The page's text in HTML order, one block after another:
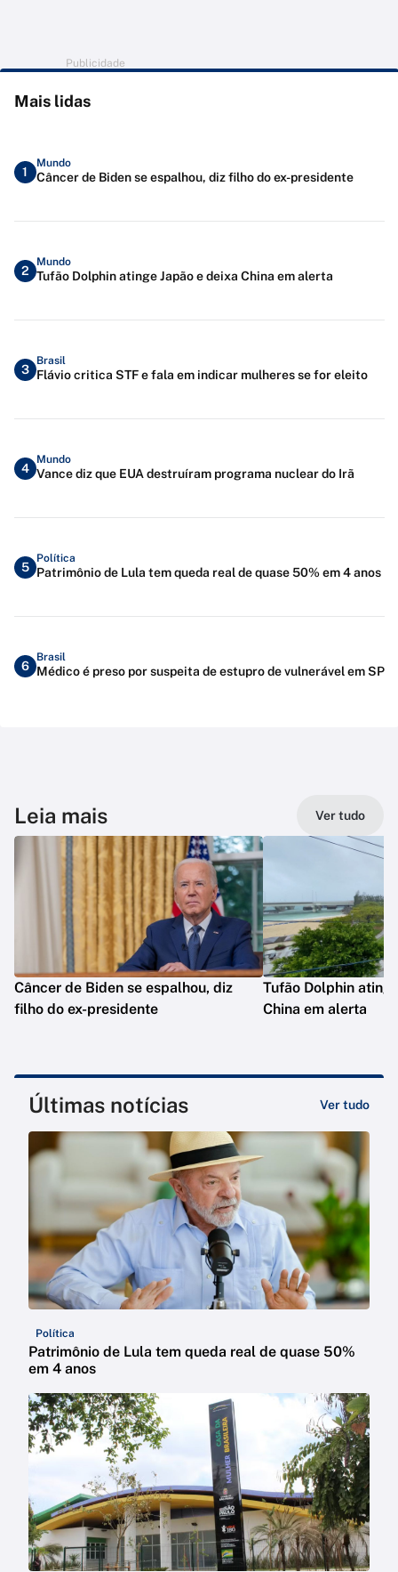
Publicidade
Mais lidas
1
Mundo
Câncer de Biden se espalhou, diz filho do ex-presidente
2
Mundo
Tufão Dolphin atinge Japão e deixa China em alerta
3
Brasil
Flávio critica STF e fala em indicar mulheres se for eleito
4
Mundo
Vance diz que EUA destruíram programa nuclear do Irã
5
Política
Patrimônio de Lula tem queda real de quase 50% em 4 anos
6
Brasil
Médico é preso por suspeita de estupro de vulnerável em SP
Leia mais Ver tudo
Câncer de Biden se espalhou, diz
filho do ex-presidente
Tufão Dolphin
China em alerta
Últimas notícias Ver tudo
Política
Patrimônio de Lula tem queda real de quase 50%
em 4 anos